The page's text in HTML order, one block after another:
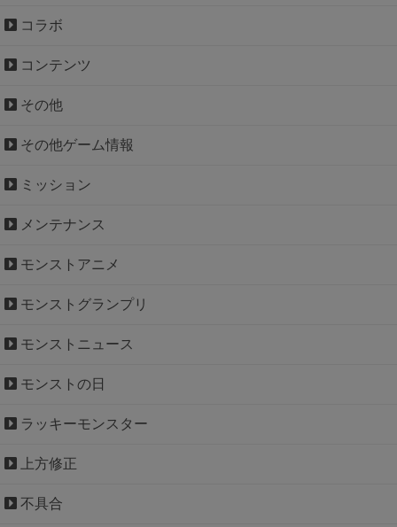
コラボ
コンテンツ
その他
その他ゲーム情報
ミッション
メンテナンス
モンストアニメ
モンストグランプリ
モンストニュース
モンストの日
ラッキーモンスター
上方修正
不具合